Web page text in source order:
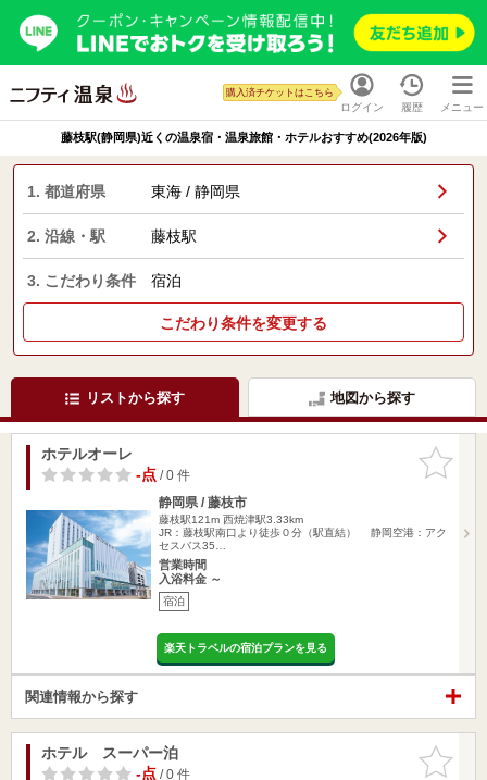
ログイン
購入済チケットはこちら
履歴 メニュー
藤枝駅(静岡県)近くの温泉宿・温泉旅館・ホテルおすすめ(2026年版)
1. 都道府県 東海 / 静岡県
2. 沿線・駅 藤枝駅
3. こだわり条件 宿泊
こだわり条件を変更する
リストから探す 地図から探す
お気に入
りに追加
ホテルオーレ
-点/ 0 件
静岡県 / 藤枝市
藤枝駅121m 西焼津駅3.33km
JR：藤枝駅南口より徒歩０分（駅直結） 静岡空港：アク
セスバス35…
営業時間
入浴料金 ～
宿泊
楽天トラベルの宿泊プランを見る
関連情報から探す
お気に入
りに追加
ホテル スーパー泊
-点/ 0 件